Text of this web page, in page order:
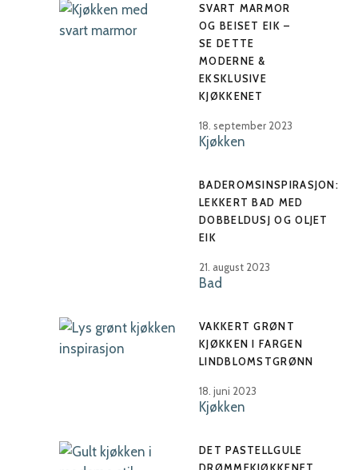
SVART MARMOR
OG BEISET EIK –
SE DETTE
MODERNE &
EKSKLUSIVE
KJØKKENET
18. september 2023
Kjøkken
BADEROMSINSPIRASJON:
LEKKERT BAD MED
DOBBELDUSJ OG OLJET
EIK
21. august 2023
Bad
VAKKERT GRØNT
KJØKKEN I FARGEN
LINDBLOMSTGRØNN
18. juni 2023
Kjøkken
DET PASTELLGULE
DRØMMEKJØKKENET